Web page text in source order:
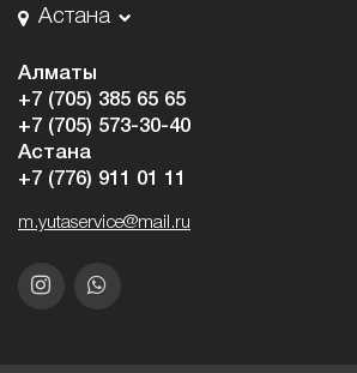
Астана
Алматы
+7 (705) 385 65 65
+7 (705) 573-30-40
Астана
+7 (776) 911 01 11
m.yutaservice@mail.ru